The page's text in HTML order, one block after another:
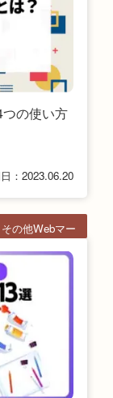
の使い方
：2023.06.20
その他Webマー